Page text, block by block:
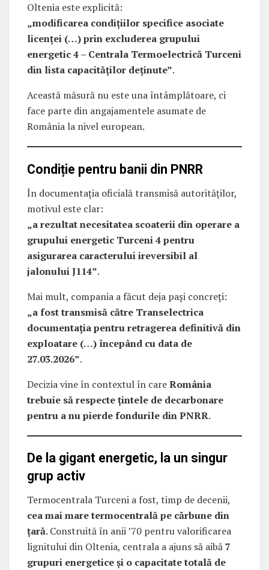
Oltenia este explicită:
„modificarea condițiilor specifice asociate
licenței (…) prin excluderea grupului
energetic 4 – Centrala Termoelectrică Turceni
din lista capacităților deținute”.
Această măsură nu este una întâmplătoare, ci
face parte din angajamentele asumate de
România la nivel european.
Condiție pentru banii din PNRR
În documentația oficială transmisă autorităților,
motivul este clar:
„a rezultat necesitatea scoaterii din operare a
grupului energetic Turceni 4 pentru
asigurarea caracterului ireversibil al
jalonului J114”.
Mai mult, compania a făcut deja pași concreți:
„a fost transmisă către Transelectrica
documentația pentru retragerea definitivă din
exploatare (…) începând cu data de
27.03.2026”.
Decizia vine în contextul în careRomânia
trebuie să respecte țintele de decarbonare
pentru a nu pierde fondurile din PNRR.
De la gigant energetic, la un singur
grup activ
Termocentrala Turceni a fost, timp de decenii,
cea mai mare termocentrală pe cărbune din
țară. Construită în anii ’70 pentru valorificarea
lignitului din Oltenia, centrala a ajuns să aibă7
grupuri energetice și o capacitate totală de